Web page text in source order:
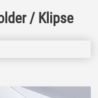
/ Klipse